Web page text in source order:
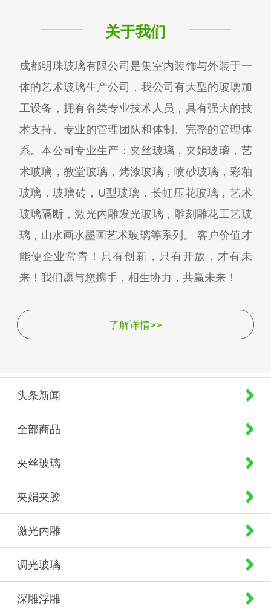
关于我们
成都明珠玻璃有限公司是集室内装饰与外装于一
体的艺术玻璃生产公司，我公司有大型的玻璃加
工设备，拥有各类专业技术人员，具有强大的技
术支持、专业的管理团队和体制、完整的管理体
系。本公司专业生产：夹丝玻璃，夹娟玻璃，艺
术玻璃，教堂玻璃，烤漆玻璃，喷砂玻璃，彩釉
玻璃，玻璃砖，U型玻璃，长虹压花玻璃，艺术
玻璃隔断，激光内雕发光玻璃，雕刻雕花工艺玻
璃，山水画水墨画艺术玻璃等系列。 客户价值才
能使企业常青！只有创新，只有开放，才有未
来！我们愿与您携手，相生协力，共赢未来！
了解详情>>
头条新闻
全部商品
夹丝玻璃
夹娟夹胶
激光内雕
调光玻璃
深雕浮雕